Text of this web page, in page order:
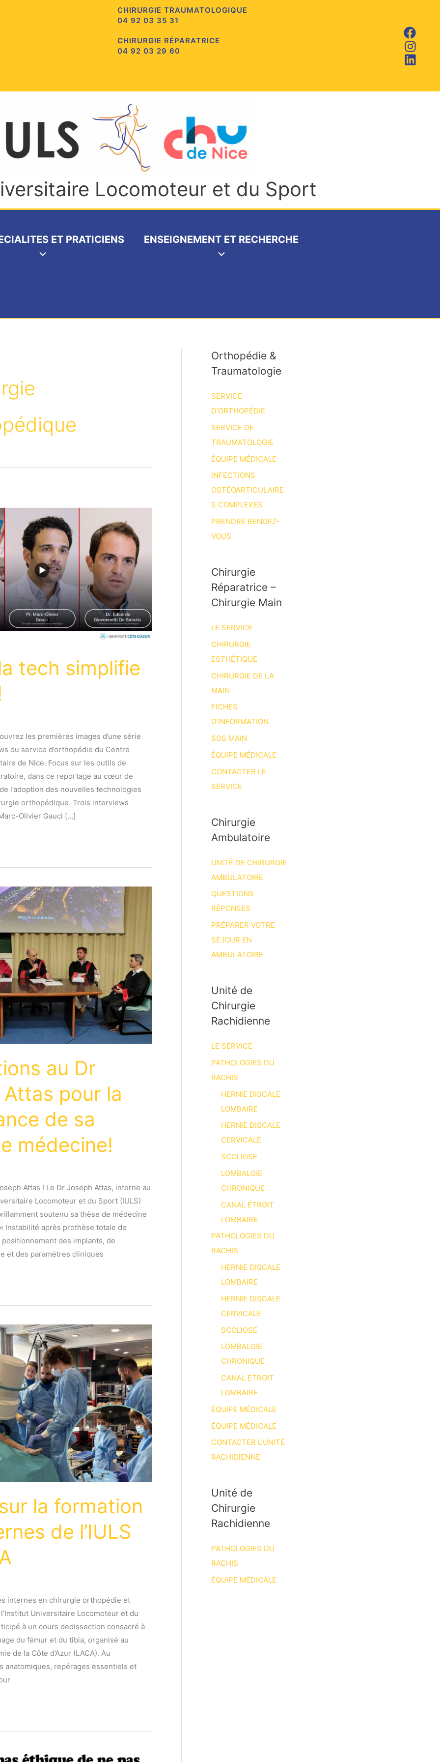
CHIRURGIE TRAUMATOLOGIQUE
04 92 03 35 31
CHIRURGIE RÉPARATRICE
04 92 03 29 60
Locomoteur et du Sport
ET PRATICIENS ENSEIGNEMENT ET RECHERCHE
tech simplifie
les premières images d’une série
du service d’orthopédie du Centre
de Nice. Focus sur les outils de
dans ce reportage au cœur de
l’adoption des nouvelles technologies
orthopédique. Trois interviews
Olivier Gauci […]
au Dr
pour la
de sa
médecine!
Attas ! Le Dr Joseph Attas, interne au
Locomoteur et du Sport (IULS)
soutenu sa thèse de médecine
Instabilité après prothèse totale de
positionnement des implants, de
et des paramètres cliniques
la formation
de l’IULS
internes en chirurgie orthopédie et
Universitaire Locomoteur et du
à un cours dedissection consacré à
du fémur et du tibia, organisé au
de la Côte d’Azur (LACA). Au
anatomiques, repérages essentiels et
Orthopédie &
Traumatologie
SERVICE
D’ORTHOPÉDIE
SERVICE DE
TRAUMATOLOGIE
ÉQUIPE MÉDICALE
INFECTIONS
OSTÉOARTICULAIRE
S COMPLEXES
PRENDRE RENDEZ-
VOUS
Chirurgie
Réparatrice –
Chirurgie Main
LE SERVICE
CHIRURGIE
ESTHÉTIQUE
CHIRURGIE DE LA
MAIN
FICHES
D’INFORMATION
SOS MAIN
ÉQUIPE MÉDICALE
CONTACTER LE
SERVICE
Chirurgie
Ambulatoire
UNITÉ DE CHIRURGIE
AMBULATOIRE
QUESTIONS
RÉPONSES
PRÉPARER VOTRE
SÉJOUR EN
AMBULATOIRE
Unité de
Chirurgie
Rachidienne
LE SERVICE
PATHOLOGIES DU
RACHIS
HERNIE DISCALE
LOMBAIRE
HERNIE DISCALE
CERVICALE
SCOLIOSE
LOMBALGIE
CHRONIQUE
CANAL ÉTROIT
LOMBAIRE
PATHOLOGIES DU
RACHIS
HERNIE DISCALE
LOMBAIRE
HERNIE DISCALE
CERVICALE
SCOLIOSE
LOMBALGIE
CHRONIQUE
CANAL ÉTROIT
LOMBAIRE
ÉQUIPE MÉDICALE
ÉQUIPE MÉDICALE
CONTACTER L’UNITÉ
RACHIDIENNE
Unité de
Chirurgie
Rachidienne
PATHOLOGIES DU
RACHIS
ÉQUIPE MÉDICALE